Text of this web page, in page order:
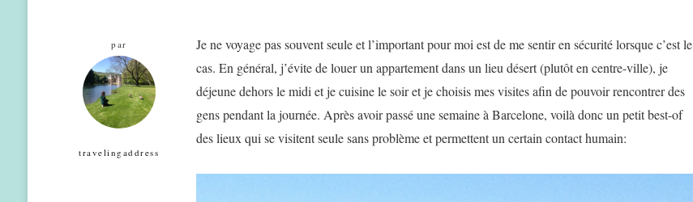
par
travelingaddress
Je ne voyage pas souvent seule et l’important pour moi est de me sentir en sécurité lorsque c’est le
cas. En général, j’évite de louer un appartement dans un lieu désert (plutôt en centre-ville), je
déjeune dehors le midi et je cuisine le soir et je choisis mes visites afin de pouvoir rencontrer des
gens pendant la journée. Après avoir passé une semaine à Barcelone, voilà donc un petit best-of
des lieux qui se visitent seule sans problème et permettent un certain contact humain: